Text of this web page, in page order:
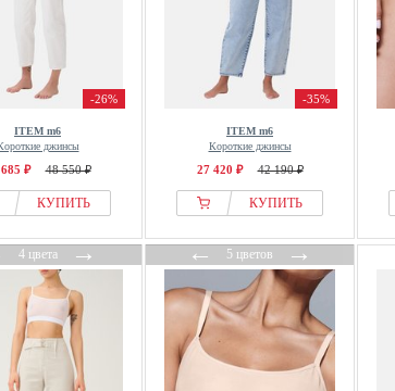
-26%
ITEM m6
джинсы
₽ 48 550 ₽
КУПИТЬ
-35%
ITEM m6
Короткие джинсы
27 420 ₽ 42 190 ₽
КУПИТЬ
4 цвета→ ←5 цветов→